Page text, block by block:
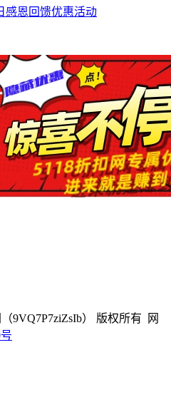
感恩回馈优惠活动
9VQ7P7ziZsIb） 版权所有 网